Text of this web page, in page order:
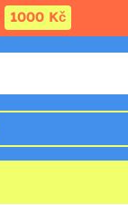
1000 Kč